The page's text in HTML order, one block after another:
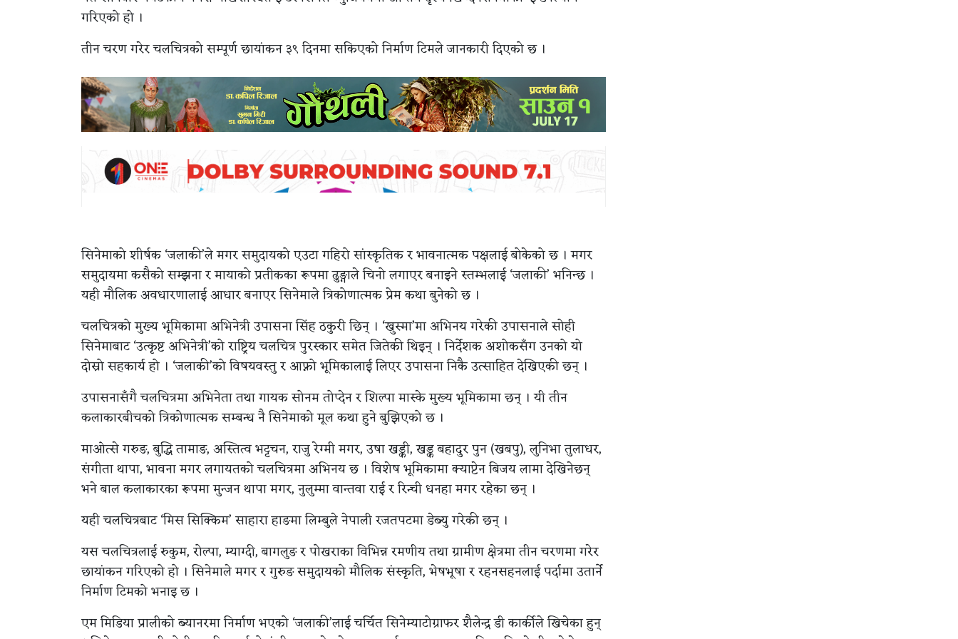
गरिएको हो ।
तीन चरण गरेर चलचित्रको सम्पूर्ण छायांकन ३९ दिनमा सकिएको निर्माण टिमले जानकारी दिएको छ ।
सिनेमाको शीर्षक ‘जलाकी’ले मगर समुदायको एउटा गहिरो सांस्कृतिक र भावनात्मक पक्षलाई बोकेको छ । मगर
समुदायमा कसैको सम्झना र मायाको प्रतीकका रूपमा ढुङ्गाले चिनो लगाएर बनाइने स्तम्भलाई ‘जलाकी’ भनिन्छ ।
यही मौलिक अवधारणालाई आधार बनाएर सिनेमाले त्रिकोणात्मक प्रेम कथा बुनेको छ ।
चलचित्रको मुख्य भूमिकामा अभिनेत्री उपासना सिंह ठकुरी छिन् । ‘खुस्मा’मा अभिनय गरेकी उपासनाले सोही
सिनेमाबाट ‘उत्कृष्ट अभिनेत्री’को राष्ट्रिय चलचित्र पुरस्कार समेत जितेकी थिइन् । निर्देशक अशोकसँग उनको यो
दोस्रो सहकार्य हो । ‘जलाकी’को विषयवस्तु र आफ्नो भूमिकालाई लिएर उपासना निकै उत्साहित देखिएकी छन् ।
उपासनासँगै चलचित्रमा अभिनेता तथा गायक सोनम तोप्देन र शिल्पा मास्के मुख्य भूमिकामा छन् । यी तीन
कलाकारबीचको त्रिकोणात्मक सम्बन्ध नै सिनेमाको मूल कथा हुने बुझिएको छ ।
माओत्से गरुङ, बुद्धि तामाङ, अस्तित्व भट्टचन, राजु रेग्मी मगर, उषा खड्की, खड्क बहादुर पुन (खबपु), लुनिभा तुलाधर,
संगीता थापा, भावना मगर लगायतको चलचित्रमा अभिनय छ । विशेष भूमिकामा क्याप्टेन बिजय लामा देखिनेछन्
भने बाल कलाकारका रूपमा मुन्जन थापा मगर, नुलुम्मा वान्तवा राई र रिन्ची धनहा मगर रहेका छन् ।
यही चलचित्रबाट ‘मिस सिक्किम’ साहारा हाङमा लिम्बुले नेपाली रजतपटमा डेब्यु गरेकी छन् ।
यस चलचित्रलाई रुकुम, रोल्पा, म्याग्दी, बागलुङ र पोखराका विभिन्न रमणीय तथा ग्रामीण क्षेत्रमा तीन चरणमा गरेर
छायांकन गरिएको हो । सिनेमाले मगर र गुरुङ समुदायको मौलिक संस्कृति, भेषभूषा र रहनसहनलाई पर्दामा उतार्ने
निर्माण टिमको भनाइ छ ।
एम मिडिया प्रालीको ब्यानरमा निर्माण भएको ‘जलाकी’लाई चर्चित सिनेम्याटोग्राफर शैलेन्द्र डी कार्कीले खिचेका हुन्